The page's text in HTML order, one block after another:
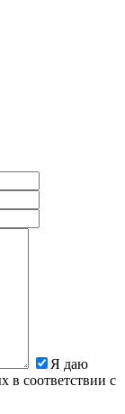
Я даю
в соответствии с